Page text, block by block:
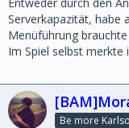
Serverkapazität, habe
Menüführung
Im Spiel selbst merkte